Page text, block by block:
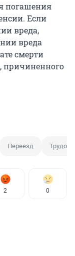
погашения
Если
вреда,
вреда
смерти
причиненного
Переезд
2 0